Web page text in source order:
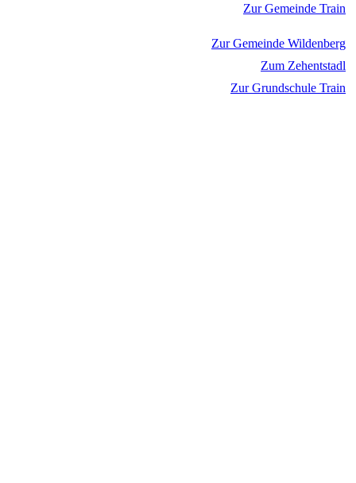
Zur Gemeinde Train
Zur Gemeinde Wildenberg
Zum Zehentstadl
Zur Grundschule Train